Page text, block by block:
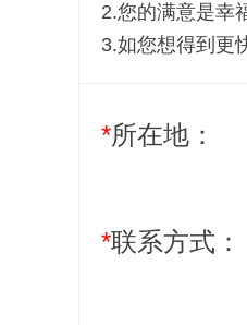
2.您的满意是幸
3.如您想得到更
*所在地：
*联系方式：